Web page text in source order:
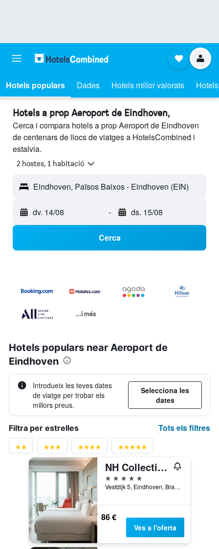
Hotels populars Dades Hotels millor valorats
Hotels a prop Aeroport de Eindhoven,
Cerca i compara hotels a prop Aeroport de Eindhoven
de centenars de llocs de viatges a HotelsCombined i
estalvia.
2 hostes, 1 habitació
Eindhoven, Països Baixos - Eindhoven (EIN)
dv. 14/08 - ds. 15/08
Cerca
...i més
Hotels populars near Aeroport de
Eindhoven
Introdueix les teves dates
de viatge per trobar els
millors preus.
Selecciona les
dates
Filtra per estrelles Tots els filtres
NH Collection Eindhoven Centre
5 estrelles
Vestdijk 5, Eindhoven, Brabant Septentrional, Països Baixos
86 €
Ves a l'oferta